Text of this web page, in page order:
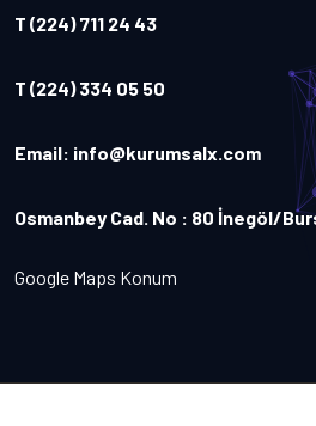
T (224) 711 24 43
T (224) 334 05 50
Email: info@kurumsalx.com
Osmanbey Cad. No : 80 İnegöl/
Google Maps Konum